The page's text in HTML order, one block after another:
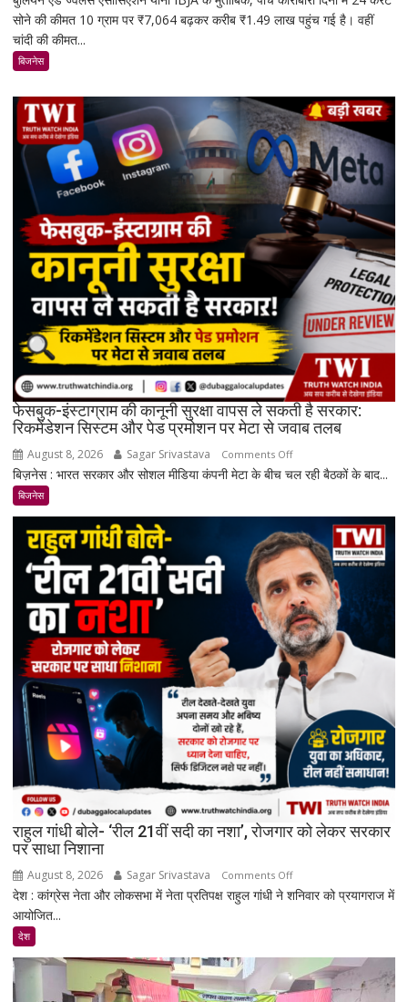
फिर
में
सोना
₹7,064
और
चांदी
₹14,094
महंगी,
रिकॉर्ड
के
करीब
पहुंचे
दाम
सोने की कीमत 10 ग्राम पर ₹7,064 बढ़कर करीब ₹1.49 लाख पहुंच गई है। वहीं
चांदी की कीमत...
बिजनेस
फेसबुक-इंस्टाग्राम की कानूनी सुरक्षा वापस ले सकती है सरकार:
रिकमेंडेशन सिस्टम और पेड प्रमोशन पर मेटा से जवाब तलब
August 8, 2026 Sagar Srivastava Comments Offon
फेसबुक-
की
कानूनी
सुरक्षा
वापस
ले
सकती
है
सरकार:
रिकमेंडेशन
सिस्टम
और
पेड
प्रमोशन
से
जवाब
बिज़नेस : भारत सरकार और सोशल मीडिया कंपनी मेटा के बीच चल रही बैठकों के बाद...
बिजनेस
राहुल गांधी बोले- ‘रील 21वीं सदी का नशा’, रोजगार को लेकर सरकार
पर साधा निशाना
August 8, 2026 Sagar Srivastava Comments Offon
राहुल
21वीं
सदी
देश : कांग्रेस नेता और लोकसभा में नेता प्रतिपक्ष राहुल गांधी ने शनिवार को प्रयागराज में
आयोजित...
देश